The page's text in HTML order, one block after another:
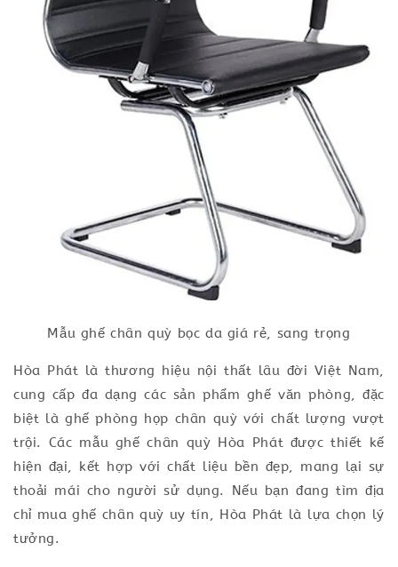
Mẫu ghế chân quỳ bọc da giá rẻ, sang trọng
Hòa Phát là thương hiệu nội thất lâu đời Việt Nam,
cung cấp đa dạng các sản phẩm ghế văn phòng, đặc
biệt là ghế phòng họp chân quỳ với chất lượng vượt
trội. Các mẫu ghế chân quỳ Hòa Phát được thiết kế
hiện đại, kết hợp với chất liệu bền đẹp, mang lại sự
thoải mái cho người sử dụng. Nếu bạn đang tìm địa
chỉ mua ghế chân quỳ uy tín, Hòa Phát là lựa chọn lý
tưởng.